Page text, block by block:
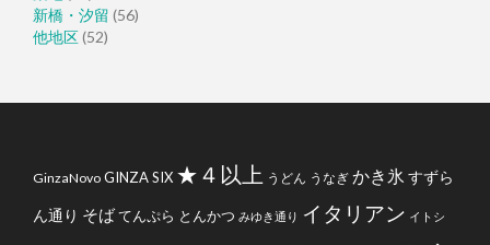
新橋・汐留 (56)
他地区(52)
GinzaNovo GINZA SIX ★４以上 うどん うなぎ かき氷 すずら
ん通り そばてんぷら とんかつ みゆき通り イタリアン イトシ